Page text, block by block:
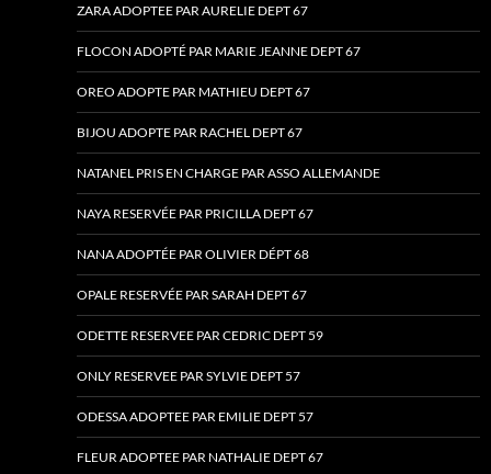
ZARA ADOPTEE PAR AURELIE DEPT 67
FLOCON ADOPTÉ PAR MARIE JEANNE DEPT 67
OREO ADOPTE PAR MATHIEU DEPT 67
BIJOU ADOPTE PAR RACHEL DEPT 67
NATANEL PRIS EN CHARGE PAR ASSO ALLEMANDE
NAYA RESERVÉE PAR PRICILLA DEPT 67
NANA ADOPTÉE PAR OLIVIER DÉPT 68
OPALE RESERVÉE PAR SARAH DEPT 67
ODETTE RESERVEE PAR CEDRIC DEPT 59
ONLY RESERVEE PAR SYLVIE DEPT 57
ODESSA ADOPTEE PAR EMILIE DEPT 57
FLEUR ADOPTEE PAR NATHALIE DEPT 67